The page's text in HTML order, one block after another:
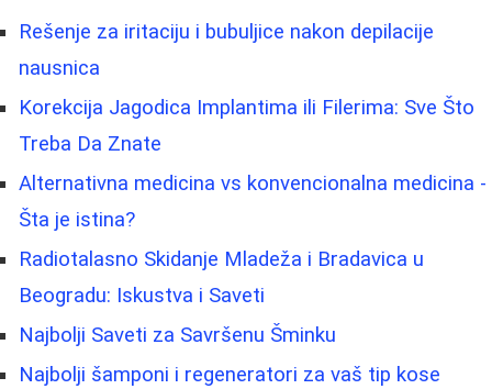
Rešenje za iritaciju i bubuljice nakon depilacije
nausnica
Korekcija Jagodica Implantima ili Filerima: Sve Što
Treba Da Znate
Alternativna medicina vs konvencionalna medicina -
Šta je istina?
Radiotalasno Skidanje Mladeža i Bradavica u
Beogradu: Iskustva i Saveti
Najbolji Saveti za Savršenu Šminku
Najbolji šamponi i regeneratori za vaš tip kose